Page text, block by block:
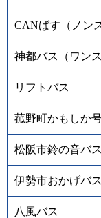
CANばす（ノン
神都バス（ワン
リフトバス
菰野町かもしか
松阪市鈴の音バス
伊勢市おかげバス
八風バス